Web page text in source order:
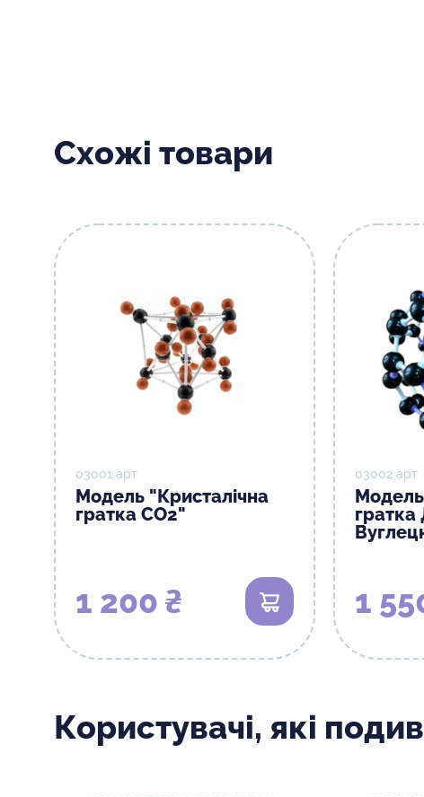
Схожі товари
03001 арт
Модель "Кристалічна
гратка CO2"
1 200 ₴ В кошик
03002 арт
гратка
1
Користувачі, які